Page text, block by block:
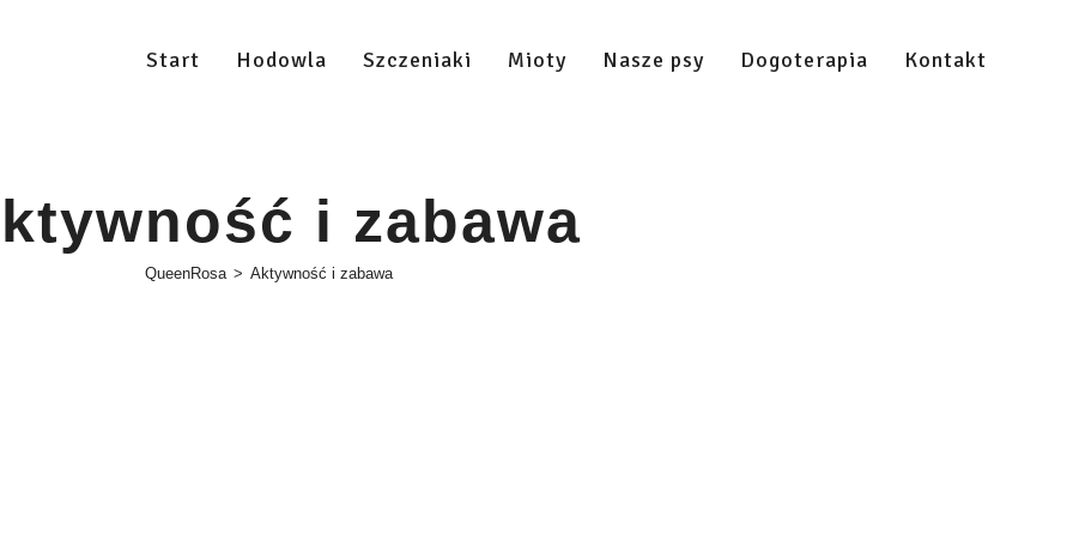
Start Hodowla Szczeniaki Mioty Nasze psy Dogoterapia Kontakt
i zabawa
QueenRosa > Aktywność i zabawa